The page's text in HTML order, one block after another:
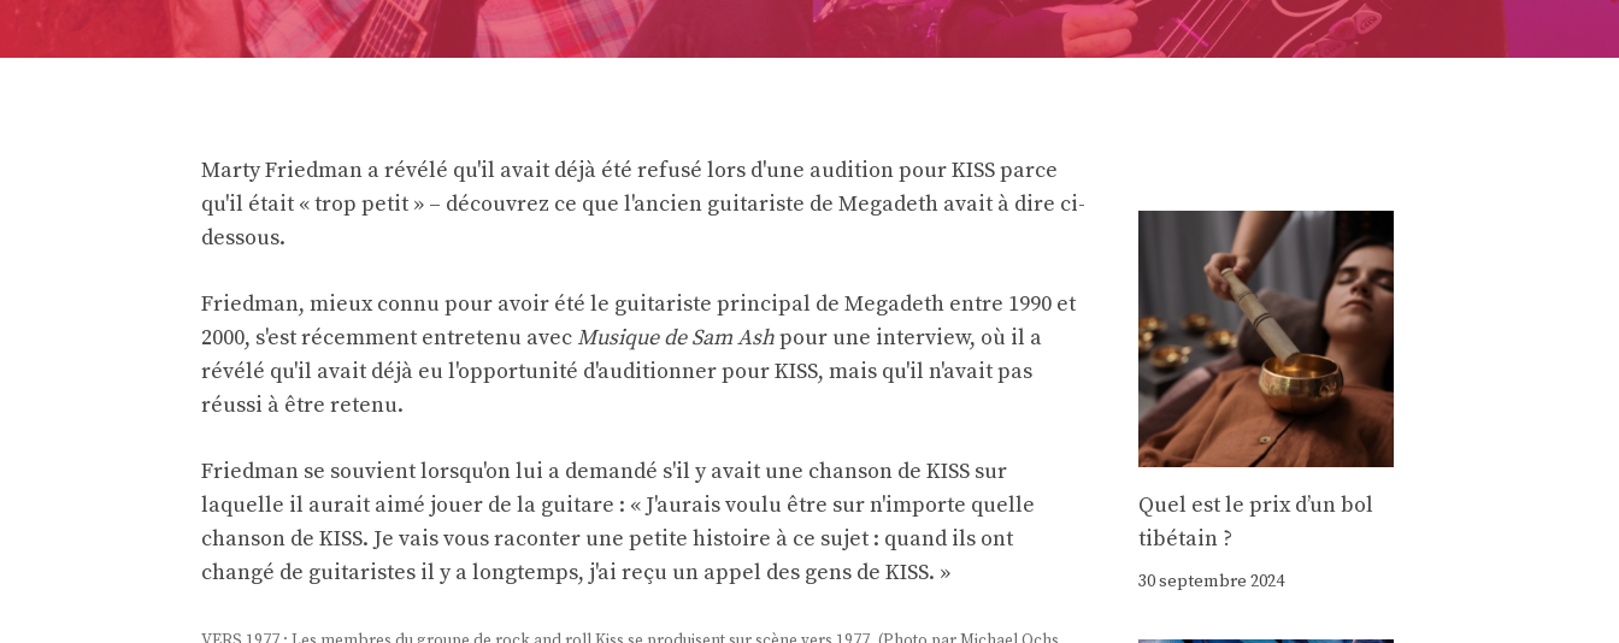
Marty Friedman a révélé qu'il avait déjà été refusé lors d'une audition pour KISS parce
qu'il était « trop petit » – découvrez ce que l'ancien guitariste de Megadeth avait à dire ci-
dessous.
Friedman, mieux connu pour avoir été le guitariste principal de Megadeth entre 1990 et
2000, s'est récemment entretenu avecMusique de Sam Ashpour une interview, où il a
révélé qu'il avait déjà eu l'opportunité d'auditionner pour KISS, mais qu'il n'avait pas
réussi à être retenu.
Friedman se souvient lorsqu'on lui a demandé s'il y avait une chanson de KISS sur
laquelle il aurait aimé jouer de la guitare : « J'aurais voulu être sur n'importe quelle
chanson de KISS. Je vais vous raconter une petite histoire à ce sujet : quand ils ont
changé de guitaristes il y a longtemps, j'ai reçu un appel des gens de KISS. »
Quel est le prix d’un bol
tibétain ?
30 septembre 2024